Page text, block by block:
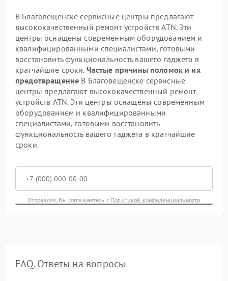
В Благовещенске сервисные центры предлагают
высококачественный ремонт устройств ATN. Эти
центры оснащены современным оборудованием и
квалифицированными специалистами, готовыми
восстановить функциональность вашего гаджета в
кратчайшие сроки. Частые причины поломок и их
предотвращение В Благовещенске сервисные
центры предлагают высококачественный ремонт
устройств ATN. Эти центры оснащены современным
оборудованием и квалифицированными
специалистами, готовыми восстановить
функциональность вашего гаджета в кратчайшие
сроки.
Отправляя, Вы соглашаетесь с Политикой конфиденциальности
FAQ. Ответы на вопросы